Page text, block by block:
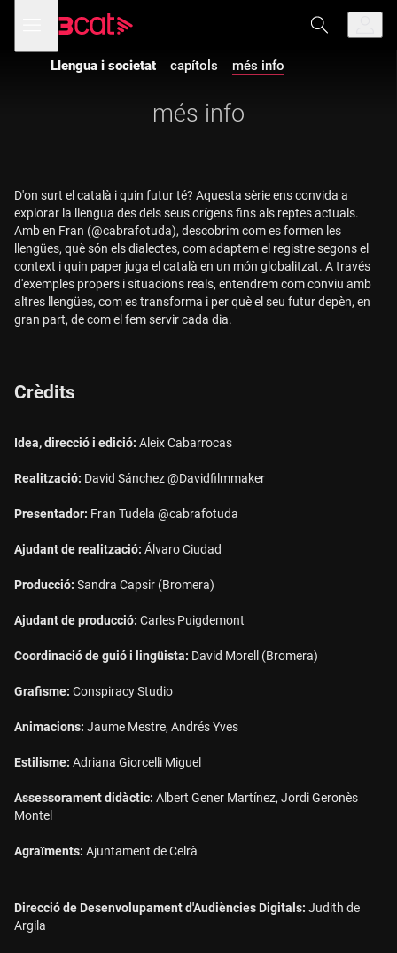
navegació
principal
menú
de
Llengua i societat capítols més info
més info
D'on surt el català i quin futur té? Aquesta sèrie ens convida a
explorar la llengua des dels seus orígens fins als reptes actuals.
Amb en Fran (@cabrafotuda), descobrim com es formen les
llengües, què són els dialectes, com adaptem el registre segons el
context i quin paper juga el català en un món globalitzat. A través
d'exemples propers i situacions reals, entendrem com conviu amb
altres llengües, com es transforma i per què el seu futur depèn, en
gran part, de com el fem servir cada dia.
Crèdits
Idea, direcció i edició: Aleix Cabarrocas
Realització: David Sánchez @Davidfilmmaker
Presentador: Fran Tudela @cabrafotuda
Ajudant de realització: Álvaro Ciudad
Producció: Sandra Capsir (Bromera)
Ajudant de producció: Carles Puigdemont
Coordinació de guió i lingüista: David Morell (Bromera)
Grafisme: Conspiracy Studio
Animacions: Jaume Mestre, Andrés Yves
Estilisme: Adriana Giorcelli Miguel
Assessorament didàctic: Albert Gener Martínez, Jordi Geronès
Montel
Agraïments: Ajuntament de Celrà
Direcció de Desenvolupament d'Audiències Digitals: Judith de
Argila